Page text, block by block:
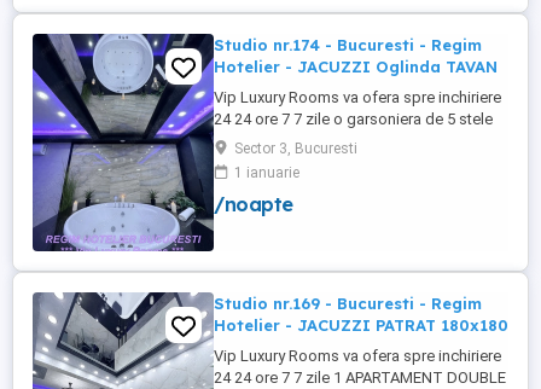
Studio nr.174 - Bucuresti - Regim
Hotelier - JACUZZI Oglinda TAVAN
Vip Luxury Rooms va ofera spre inchiriere
24 24 ore 7 7 zile o garsoniera de 5 stele
Luxoase cu un desing unic si deosebit in
Sector 3 Bucuresti . Garsoniera se alfa in
Complex Rezidential Nou . Acces Bariera
Monitorizare Video in Complex ( de la
Sector 3, Bucuresti
1 ianuarie
/noapte
Studio nr.169 - Bucuresti - Regim
Hotelier - JACUZZI PATRAT 180x180
Vip Luxury Rooms va ofera spre inchiriere
24 24 ore 7 7 zile 1 APARTAMENT DOUBLE